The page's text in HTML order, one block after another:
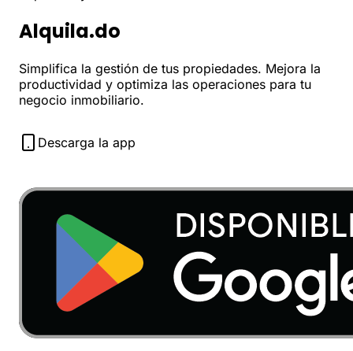
Alquila.do
Simplifica la gestión de tus propiedades. Mejora la
productividad y optimiza las operaciones para tu
negocio inmobiliario.
Descarga la app